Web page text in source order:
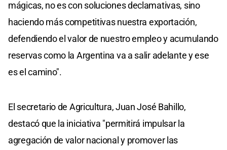
mágicas, no es con soluciones declamativas, sino
haciendo más competitivas nuestra exportación,
defendiendo el valor de nuestro empleo y acumulando
reservas como la Argentina va a salir adelante y ese
es el camino".
El secretario de Agricultura, Juan José Bahillo,
destacó que la iniciativa "permitirá impulsar la
agregación de valor nacional y promover las